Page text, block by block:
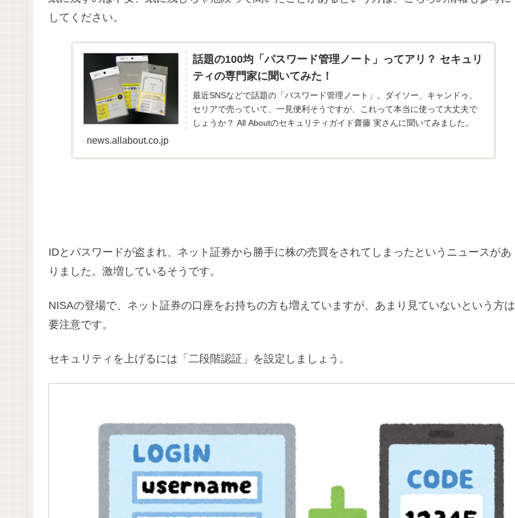
してください。
話題の100均「パスワード管理ノート」ってアリ？ セキュリ
ティの専門家に聞いてみた！
最近SNSなどで話題の「パスワード管理ノート」。ダイソー、キャンドゥ、
セリアで売っていて、一見便利そうですが、これって本当に使って大丈夫で
しょうか？ All Aboutのセキュリティガイド齋藤 実さんに聞いてみました。
news.allabout.co.jp
IDとパスワードが盗まれ、ネット証券から勝手に株の売買をされてしまったというニュースがあ
りました。激増しているそうです。
NISAの登場で、ネット証券の口座をお持ちの方も増えていますが、あまり見ていないという方は
要注意です。
セキュリティを上げるには「二段階認証」を設定しましょう。